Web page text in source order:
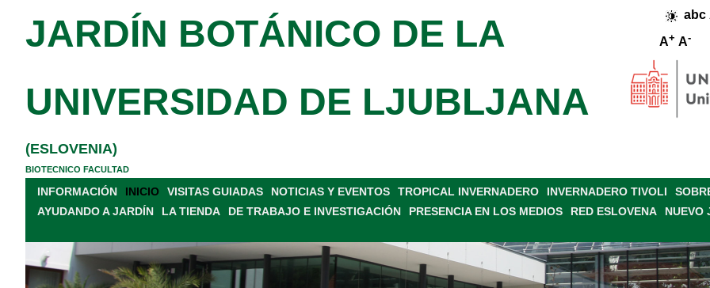
abc
A+ A-
JARDÍN BOTÁNICO DE LA
UNIVERSIDAD DE LJUBLJANA
(ESLOVENIA)
BIOTECNICO FACULTAD
INFORMACIÓN INICIO VISITAS GUIADAS NOTICIAS Y EVENTOS TROPICAL INVERNADERO INVERNADERO TIVOLI
AYUDANDO A JARDÍN
LA TIENDA DE TRABAJO E INVESTIGACIÓN PRESENCIA EN LOS MEDIOS RED ESLOVENA NUEVO